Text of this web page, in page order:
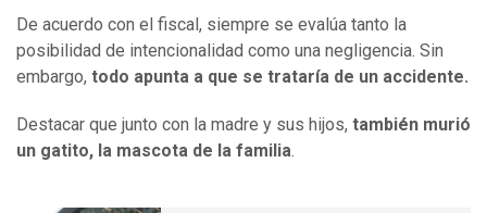
De acuerdo con el fiscal, siempre se evalúa tanto la
posibilidad de intencionalidad como una negligencia. Sin
embargo, todo apunta a que se trataría de un accidente.
Destacar que junto con la madre y sus hijos, también murió
un gatito, la mascota de la familia.